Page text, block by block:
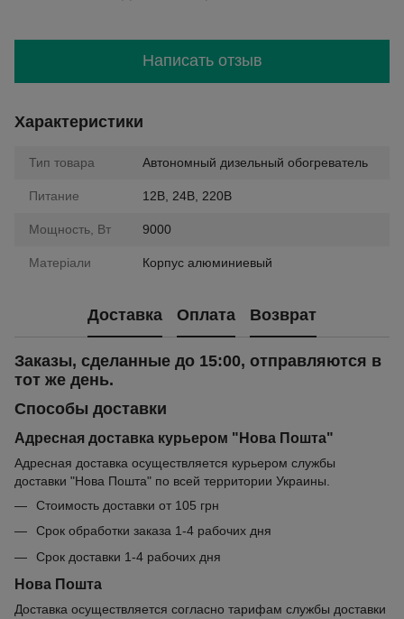
Написать отзыв
Характеристики
Тип товара Автономный дизельный обогреватель
Питание 12В, 24В, 220В
Мощность, Вт 9000
Матеріали Корпус алюминиевый
Доставка Оплата Возврат
Заказы, сделанные до 15:00, отправляются в
тот же день.
Способы доставки
Адресная доставка курьером "Нова Пошта"
Адресная доставка осуществляется курьером службы
доставки "Нова Пошта" по всей территории Украины.
Стоимость доставки от 105 грн
Срок обработки заказа 1-4 рабочих дня
Срок доставки 1-4 рабочих дня
Нова Пошта
Доставка осуществляется согласно тарифам службы доставки